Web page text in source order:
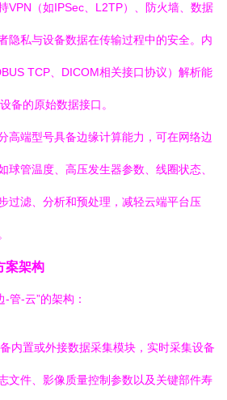
VPN（如IPSec、L2TP）、防火墙、数据
隐私与设备数据在传输过程中的安全。内
TCP、DICOM相关接口协议）解析能
备的原始数据接口。
高端型号具备边缘计算能力，可在网络边
球管温度、高压发生器参数、线圈状态、
过滤、分析和预处理，减轻云端平台压
案架构
管-云”的架构：
内置或外接数据采集模块，实时采集设备
文件、影像质量控制参数以及关键部件寿